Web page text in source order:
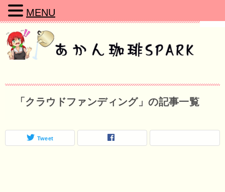
「クラウドファンディング」の記事一覧
Tweet
MENU